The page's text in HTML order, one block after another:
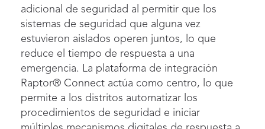
adicional de seguridad al permitir que los
sistemas de seguridad que alguna vez
estuvieron aislados operen juntos, lo que
reduce el tiempo de respuesta a una
emergencia. La plataforma de integración
Raptor® Connect actúa como centro, lo que
permite a los distritos automatizar los
procedimientos de seguridad e iniciar